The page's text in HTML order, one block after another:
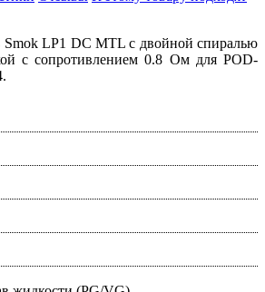
LP1 DC MTL с двойной спиралью
с сопротивлением 0.8 Ом для POD-